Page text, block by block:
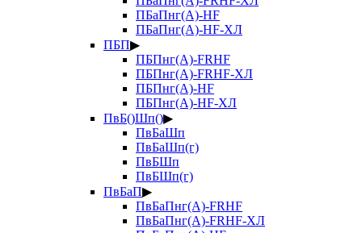
ПБаПнг(А)-HF
ПБаПнг(А)-HF-ХЛ
ПБП▶
ПБПнг(А)-FRHF
ПБПнг(А)-FRHF-ХЛ
ПБПнг(А)-HF
ПБПнг(А)-HF-ХЛ
ПвБ()Шп()▶
ПвБаШп
ПвБаШп(г)
ПвБШп
ПвБШп(г)
ПвБаП▶
ПвБаПнг(А)-FRHF
ПвБаПнг(А)-FRHF-ХЛ